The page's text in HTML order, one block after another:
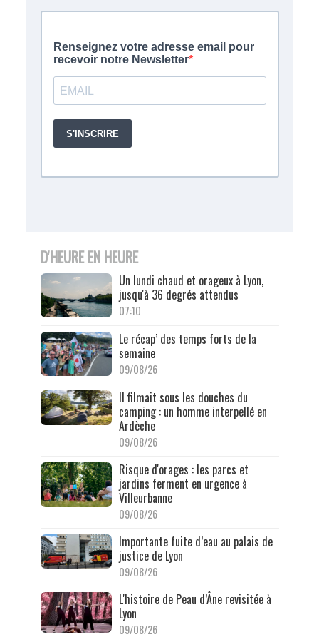
D'HEURE EN HEURE
Un lundi chaud et orageux à Lyon,
jusqu'à 36 degrés attendus
07:10
Le récap’ des temps forts de la
semaine
09/08/26
Il filmait sous les douches du
camping : un homme interpellé en
Ardèche
09/08/26
Risque d'orages : les parcs et
jardins ferment en urgence à
Villeurbanne
09/08/26
Importante fuite d’eau au palais de
justice de Lyon
09/08/26
L'histoire de Peau d’Âne revisitée à
Lyon
09/08/26